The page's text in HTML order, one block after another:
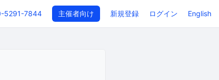
5291-7844 主催者向け 新規登録 ログイン English